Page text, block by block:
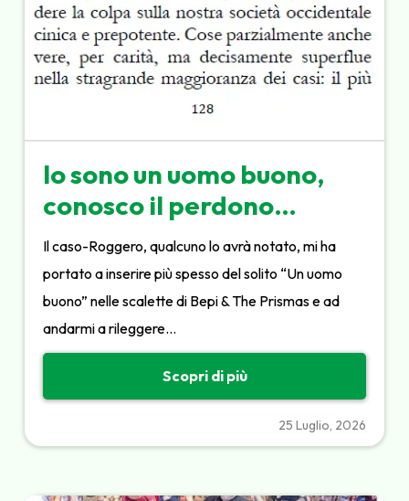
Io sono un uomo buono,
conosco il perdono…
Il caso-Roggero, qualcuno lo avrà notato, mi ha
portato a inserire più spesso del solito “Un uomo
buono” nelle scalette di Bepi & The Prismas e ad
andarmi a rileggere…
Scopri di più
25 Luglio, 2026